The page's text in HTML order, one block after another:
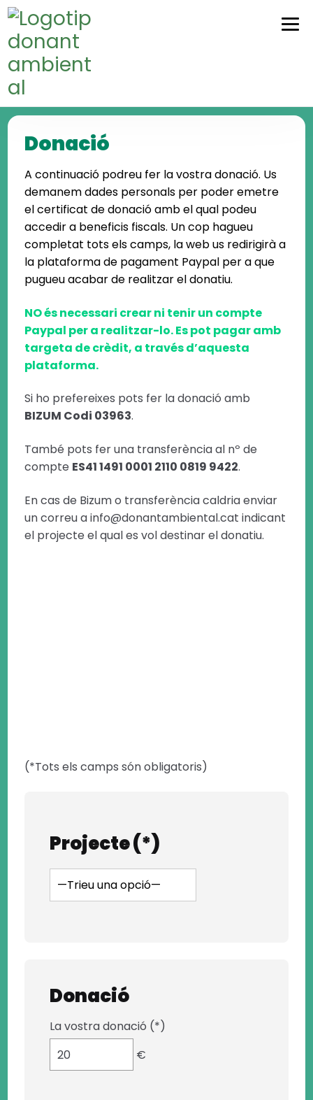
Skip
to
navigation
Skip
to
content
Donació
A continuació podreu fer la vostra donació. Us
demanem dades personals per poder emetre
el certificat de donació amb el qual podeu
accedir a beneficis fiscals. Un cop hagueu
completat tots els camps, la web us redirigirà a
la plataforma de pagament Paypal per a que
pugueu acabar de realitzar el donatiu.
NO és necessari crear ni tenir un compte
Paypal per a realitzar-lo. Es pot pagar amb
targeta de crèdit, a través d’aquesta
plataforma.
Si ho prefereixes pots fer la donació amb
BIZUM Codi 03963.
També pots fer una transferència al nº de
compte ES41 1491 0001 2110 0819 9422.
En cas de Bizum o transferència caldria enviar
un correu a info@donantambiental.cat indicant
el projecte el qual es vol destinar el donatiu.
(*Tots els camps són obligatoris)
Projecte (*)
Donació
La vostra donació (*)
€